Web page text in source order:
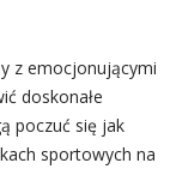
z emocjonującymi
doskonałe
poczuć się jak
sportowych na